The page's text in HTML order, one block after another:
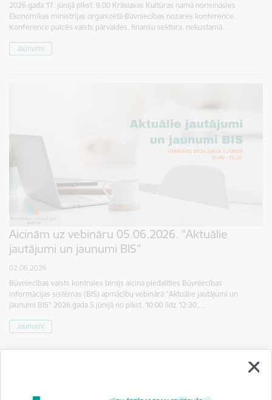
2026.gada 17. jūnijā plkst. 9.00 Krāslavas Kultūras namā norisināsies
Ekonomikas ministrijas organizētā Būvniecības nozares konference.
Konference pulcēs valsts pārvaldes, finanšu sektora, nekustamā…
Jaunumi
Aicinām uz vebināru 05.06.2026. "Aktuālie
jautājumi un jaunumi BIS”
02.06.2026.
Būvniecības valsts kontroles birojs aicina piedalīties Būvniecības
informācijas sistēmas (BIS) apmācību vebinārā "Aktuālie jautājumi un
jaunumi BIS" 2026.gada 5.jūnijā no plkst. 10:00 līdz 12:30,…
Jaunumi